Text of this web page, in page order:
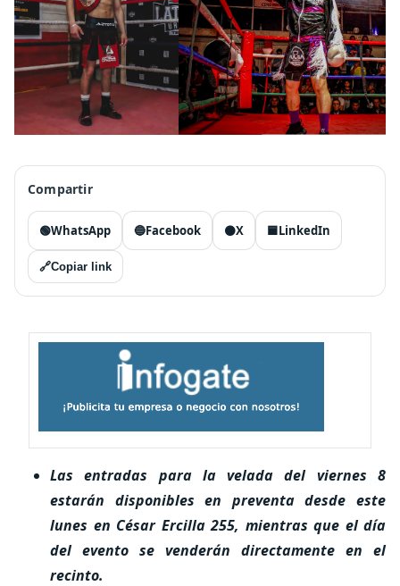
Compartir
🟢WhatsApp 🔵Facebook ⚫X 🟦LinkedIn
🔗Copiar link
Las entradas para la velada del viernes 8
estarán disponibles en preventa desde este
lunes en César Ercilla 255, mientras que el día
del evento se venderán directamente en el
recinto.